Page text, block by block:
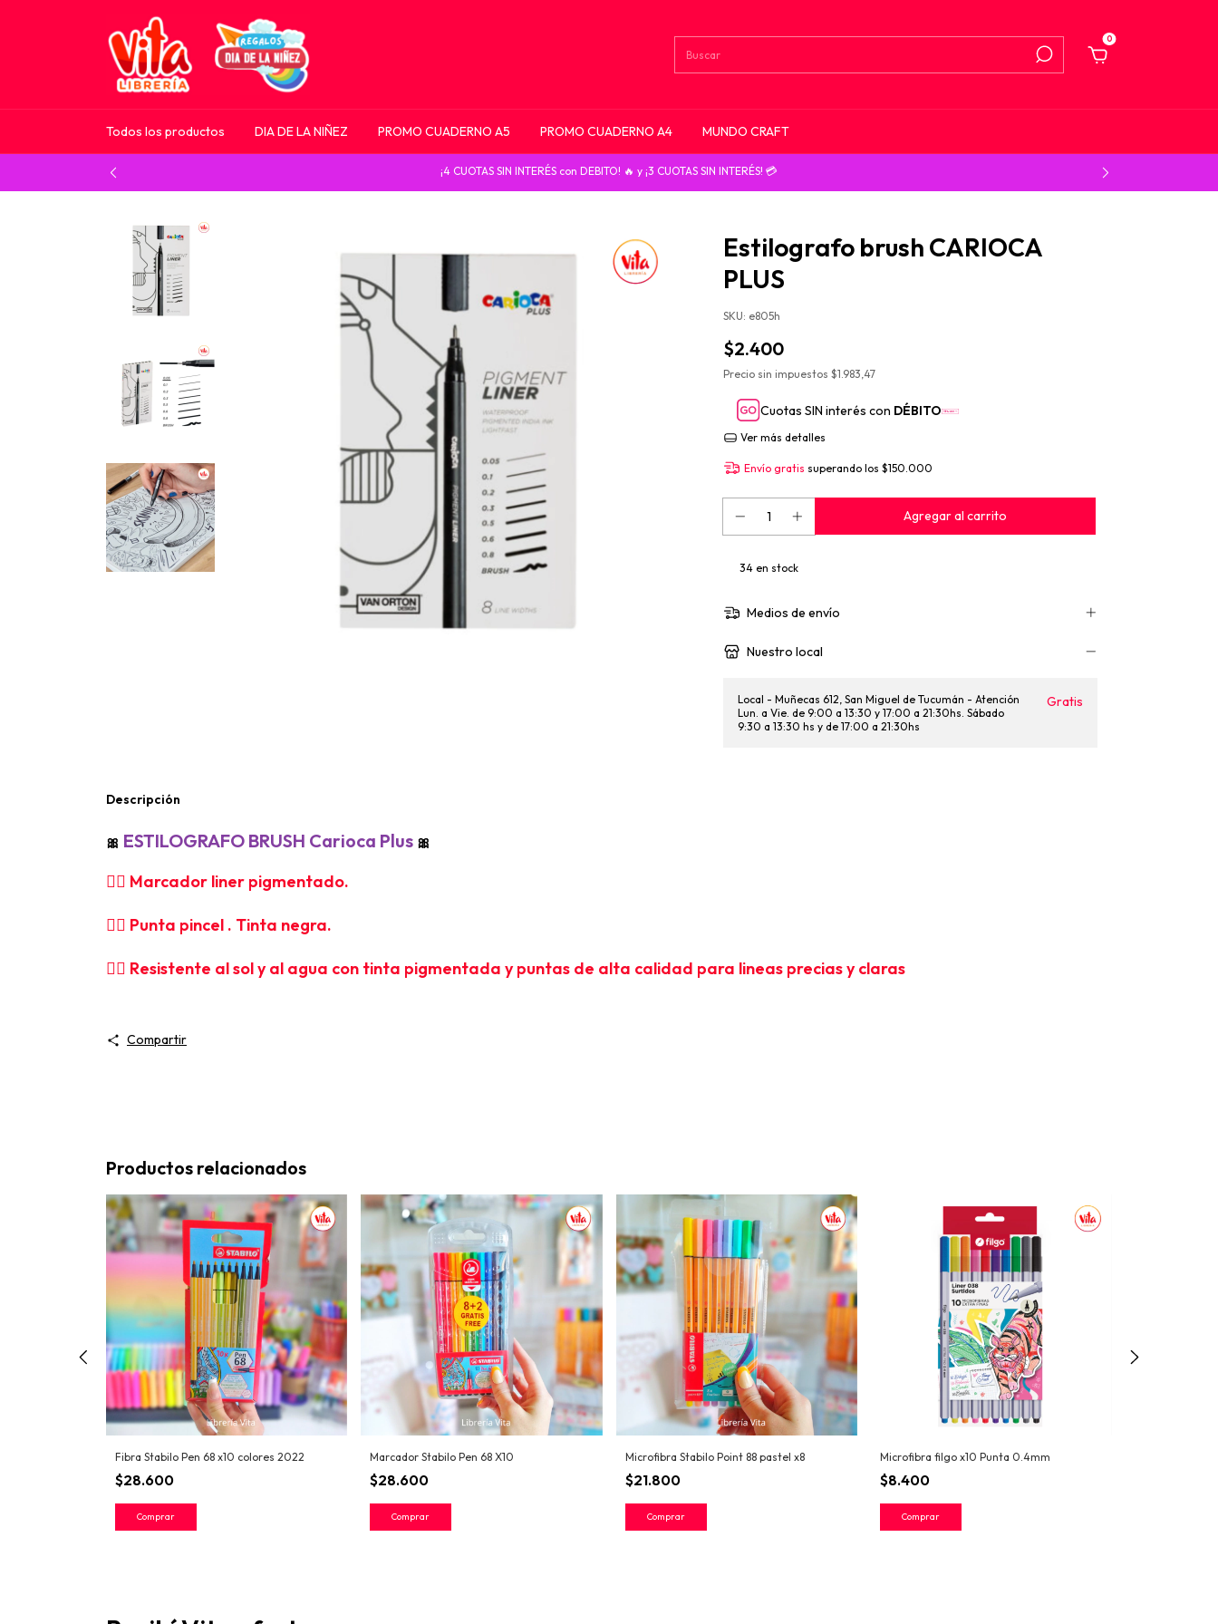
0
Todos los productos DIA DE LA NIÑEZ PROMO CUADERNO A5 PROMO CUADERNO A4 MUNDO CRAFT
¡4 CUOTAS SIN INTERÉS con DEBITO! 🔥 y ¡3 CUOTAS SIN INTERÉS! 💳
Estilografo brush CARIOCA
PLUS
SKU: e805h
$2.400
Precio sin impuestos $1.983,47
Cuotas SIN interés con DÉBITO
Ver más detalles
Envío gratis superando los $150.000
34 en stock
Medios de envío
Nuestro local
Local - Muñecas 612, San Miguel de Tucumán - Atención
Lun. a Vie. de 9:00 a 13:30 y 17:00 a 21:30hs. Sábado
9:30 a 13:30 hs y de 17:00 a 21:30hs
Gratis
Descripción
🎀 ESTILOGRAFO BRUSH Carioca Plus 🎀
👉🏻 Marcador liner pigmentado.
👉🏻 Punta pincel . Tinta negra.
👉🏻 Resistente al sol y al agua con tinta pigmentada y puntas de alta calidad para lineas precias y claras
Compartir
Productos relacionados
Fibra Stabilo Pen 68 x10 colores 2022
$28.600
Marcador Stabilo Pen 68 X10
$28.600
Microfibra Stabilo Point 88 pastel x8
$21.800
Microfibra filgo x10 Punta 0.4mm
$8.400